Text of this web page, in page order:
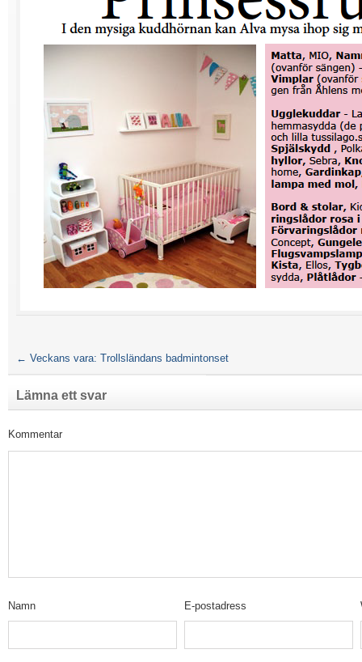
← Veckans vara: Trollsländans badmintonset
Lämna ett svar
Kommentar
Namn E-postadress